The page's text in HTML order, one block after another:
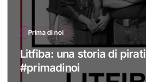
Prima di noi
Litfiba: una storia di pirati
#primadinoi